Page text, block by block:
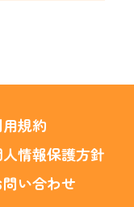
規約
情報保護方針
問い合わせ